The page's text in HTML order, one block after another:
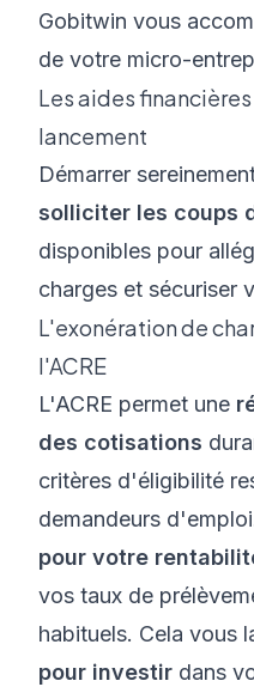
Gobitwin vous
de votre micro-
Les aides
lancement
Démarrer
solliciter les coups
disponibles pour
charges et sécuriser
L'exonération de
l'ACRE
L'ACRE permet une
des cotisations
critères d'éligibilité
demandeurs
pour votre
vos taux de
habituels. Cela vous
pour investir dans